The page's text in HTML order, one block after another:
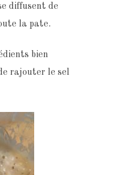
diffusent de
la pate.
bien
rajouter le sel